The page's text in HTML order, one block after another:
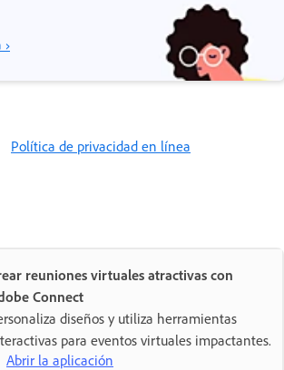
Política de privacidad en línea
reuniones virtuales atractivas con
Connect
diseños y utiliza herramientas
para eventos virtuales impactantes.
Abrir la aplicación